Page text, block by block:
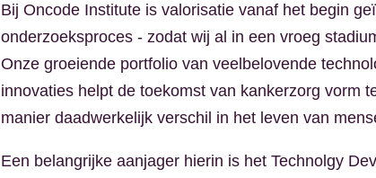
Bij Oncode Institute is valorisatie vanaf het begin
onderzoeksproces - zodat wij al in een vroeg
Onze groeiende portfolio van veelbelovende
innovaties helpt de toekomst van kankerzorg vorm
manier daadwerkelijk verschil in het leven van
Een belangrijke aanjager hierin is het Technolgy